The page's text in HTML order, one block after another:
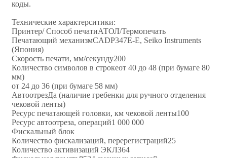
коды.
Технические характерситики:
Принтер/ Способ печатиАТОЛ/Термопечать
Печатающий механизмCADP347E-E, Seiko Instruments
(Япония)
Скорость печати, мм/секунду200
Количество символов в строкеот 40 до 48 (при бумаге 80
мм)
от 24 до 36 (при бумаге 58 мм)
АвтоотрезДа (наличие гребенки для ручного отделения
чековой ленты)
Ресурс печатающей головки, км чековой ленты100
Ресурс автоотреза, операций1 000 000
Фискальный блок
Количество фискализаций, перерегистраций25
Количество активизаций ЭКЛЗ64